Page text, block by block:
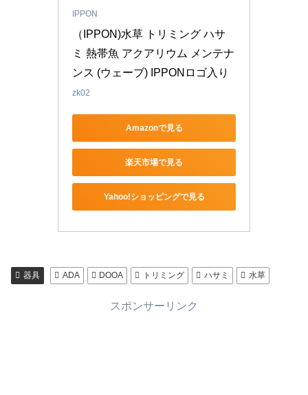
IPPON
（IPPON)水草 トリミング ハサ
ミ 熱帯魚 アクアリウム メンテナ
ンス (ウェーブ) IPPONロゴ入り
zk02
Amazonで見る
楽天市場で見る
Yahoo!ショッピングで見る
器具 ADA DOOA トリミング ハサミ 水草
スポンサーリンク